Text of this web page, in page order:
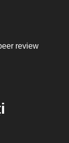
review